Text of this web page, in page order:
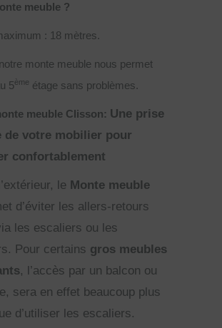
meuble ?
: 18 mètres.
monte meuble nous permet
5ème étage sans problèmes.
meuble Clisson: Une prise
de votre mobilier pour
confortablement
le Monte meuble
d’éviter les allers-retours
les escaliers ou les
Pour certains gros meubles
, l’accès par un balcon ou
sera en effet beaucoup plus
d’utiliser les escaliers.